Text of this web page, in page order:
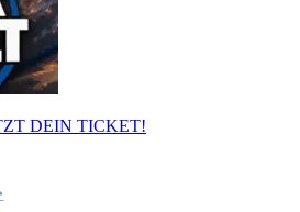
DEIN TICKET!